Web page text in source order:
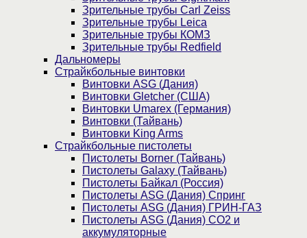
Зрительные трубы Carl Zeiss
Зрительные трубы Leica
Зрительные трубы КОМЗ
Зрительные трубы Redfield
Дальномеры
Страйкбольные винтовки
Винтовки ASG (Дания)
Винтовки Gletcher (США)
Винтовки Umarex (Германия)
Винтовки (Тайвань)
Винтовки King Arms
Страйкбольные пистолеты
Пистолеты Borner (Тайвань)
Пистолеты Galaxy (Тайвань)
Пистолеты Байкал (Россия)
Пистолеты ASG (Дания) Спринг
Пистолеты ASG (Дания) ГРИН-ГАЗ
Пистолеты ASG (Дания) CO2 и
аккумуляторные